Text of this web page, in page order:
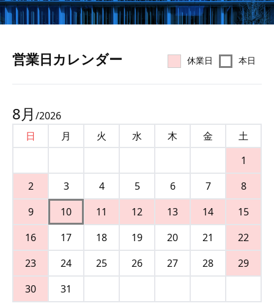
営業⽇カレンダー 休業日 本日
8月 /2026
日
月 火 水 木 金
土
1
2
3 4 5 6 7
8
9
10 11 12 13 14
15
16
17 18 19 20 21
22
23
24 25 26 27 28
29
30
31